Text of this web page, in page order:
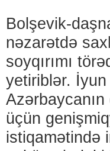
Bolşevik-
nəzarətdə
soyqırımı
yetiriblər. İyun
üçün
istiqamətində